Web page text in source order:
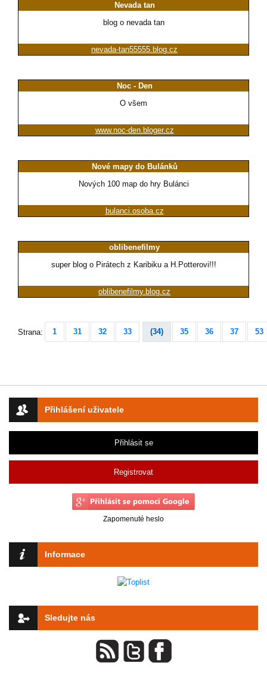
Přihlášení uživatele
Přihlásit se
Registrovat
Zapomenuté heslo
Informace
Sledujte nás
Nevada tan
blog o nevada tan
nevada-tan55555.blog.cz
Noc - Den
O všem
www.noc-den.bloger.cz
Nové mapy do Bulánků
Nových 100 map do hry Bulánci
bulanci.osoba.cz
oblibenefilmy
super blog o Pirátech z Karibiku a H.Potterovi!!!
oblibenefilmy.blog.cz
Strana: 1 31 32 33 (34) 35 36 37 53